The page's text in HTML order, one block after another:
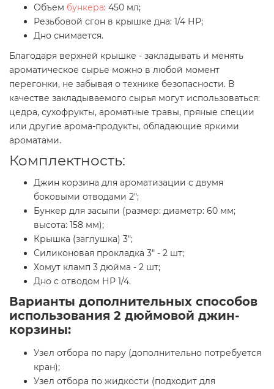
Объем бункера: 450 мл;
Резьбовой сгон в крышке дна: 1/4 НР;
Дно снимается.
Благодаря верхней крышке - закладывать и менять
ароматическое сырье можно в любой момент
перегонки, не забывая о технике безопасности. В
качестве закладываемого сырья могут использоваться:
цедра, сухофрукты, ароматные травы, пряные специи
или другие арома-продукты, обладающие яркими
ароматами.
Комплектность:
Джин корзина для ароматизации с двумя
боковыми отводами 2";
Бункер для засыпи (размер: диаметр: 60 мм;
высота: 158 мм);
Крышка (заглушка) 3";
Силиконовая прокладка 3" - 2 шт;
Хомут кламп 3 дюйма - 2 шт;
Дно с отводом НР 1/4.
Варианты дополнительных способов
использования 2 дюймовой джин-
корзины:
Узел отбора по пару (дополнительно потребуется
кран);
Узел отбора по жидкости (подходит для